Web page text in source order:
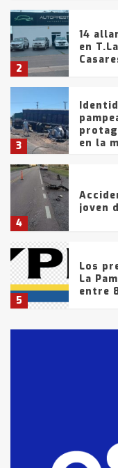
2
14
en
3
en la
4
joven
5
Los
La
entre
tarde